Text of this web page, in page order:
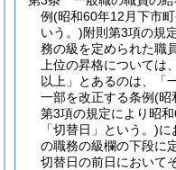
例(昭和60年12月下市
いう。)附則第3項の規
務の級を定められた職
上位の昇格について
以上」とあるのは、「
一部を改正する条例(昭
第3項の規定により昭
「切替日」という。)に
の職務の級欄の下段に
切替日の前日において